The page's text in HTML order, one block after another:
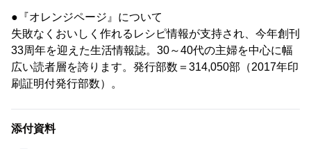
●『オレンジページ』について
失敗なくおいしく作れるレシピ情報が支持され、今年創刊
33周年を迎えた生活情報誌。30～40代の主婦を中心に幅
広い読者層を誇ります。発行部数＝314,050部（2017年印
刷証明付発行部数）。
添付資料